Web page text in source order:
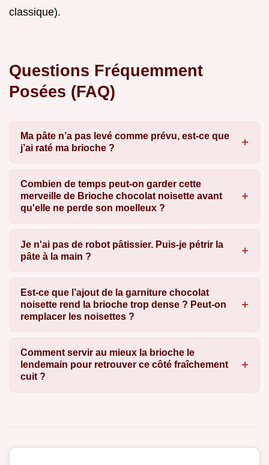
classique).
Questions Fréquemment
Posées (FAQ)
Ma pâte n’a pas levé comme prévu, est-ce que
j’ai raté ma brioche ?
Combien de temps peut-on garder cette
merveille de Brioche chocolat noisette avant
qu'elle ne perde son moelleux ?
Je n'ai pas de robot pâtissier. Puis-je pétrir la
pâte à la main ?
Est-ce que l’ajout de la garniture chocolat
noisette rend la brioche trop dense ? Peut-on
remplacer les noisettes ?
Comment servir au mieux la brioche le
lendemain pour retrouver ce côté fraîchement
cuit ?